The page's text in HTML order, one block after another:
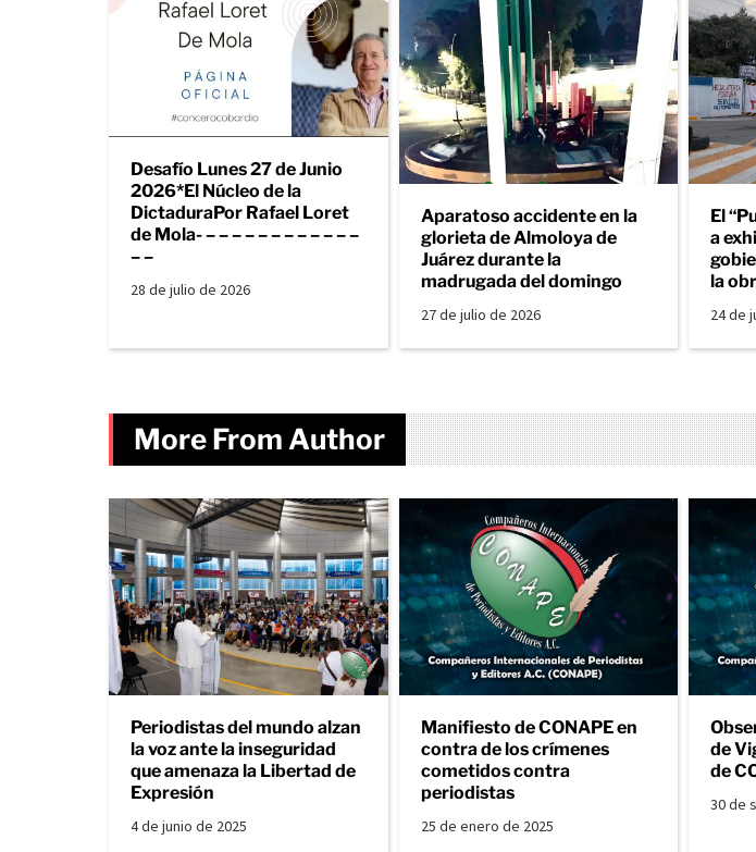
Desafío Lunes 27 de Junio
2026*El Núcleo de la
DictaduraPor Rafael Loret
de Mola- – – – – – – – – – – – –
– –
28 de julio de 2026
Aparatoso accidente en la
glorieta de Almoloya de
Juárez durante la
madrugada del domingo
27 de julio de 2026
El
a
la
24 de
More From Author
Periodistas del mundo alzan
la voz ante la inseguridad
que amenaza la Libertad de
Expresión
4 de junio de 2025
Manifiesto de CONAPE en
contra de los crímenes
cometidos contra
periodistas
25 de enero de 2025
de
de
30 de